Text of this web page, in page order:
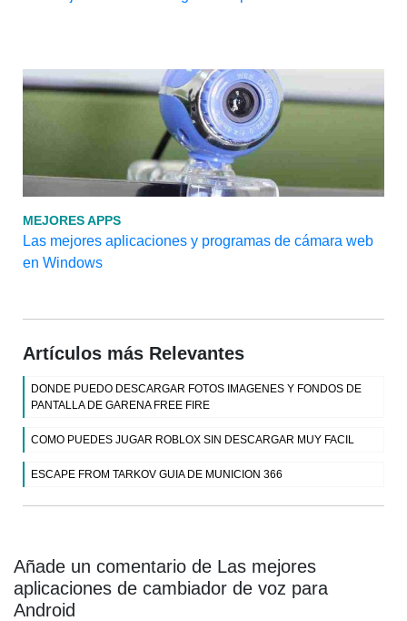
MEJORES APPS
Las mejores aplicaciones y programas de cámara web
en Windows
Artículos más Relevantes
DONDE PUEDO DESCARGAR FOTOS IMAGENES Y FONDOS DE
PANTALLA DE GARENA FREE FIRE
COMO PUEDES JUGAR ROBLOX SIN DESCARGAR MUY FACIL
ESCAPE FROM TARKOV GUIA DE MUNICION 366
Añade un comentario de Las mejores
aplicaciones de cambiador de voz para
Android